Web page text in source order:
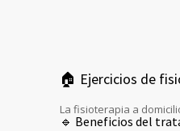
🏠 Ejercicios de
La fisioterapia a
🔹 Beneficios del